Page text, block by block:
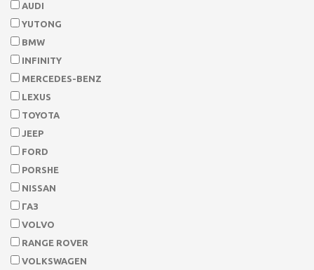
AUDI
YUTONG
BMW
INFINITY
MERCEDES-BENZ
LEXUS
TOYOTA
JEEP
FORD
PORSHE
NISSAN
ГАЗ
VOLVO
RANGE ROVER
VOLKSWAGEN